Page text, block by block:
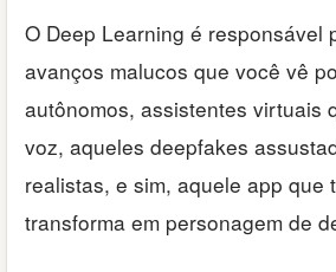
O Deep Learning é responsável
avanços malucos que você vê
autônomos, assistentes virtuais
voz, aqueles deepfakes
realistas, e sim, aquele app que
transforma em personagem de